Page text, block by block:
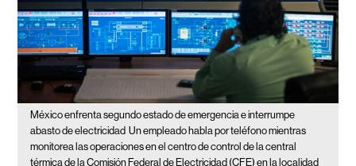
México enfrenta segundo estado de emergencia e interrumpe
abasto de electricidad Un empleado habla por teléfono mientras
monitorea las operaciones en el centro de control de la central
térmica de la Comisión Federal de Electricidad (CFE) en la localidad